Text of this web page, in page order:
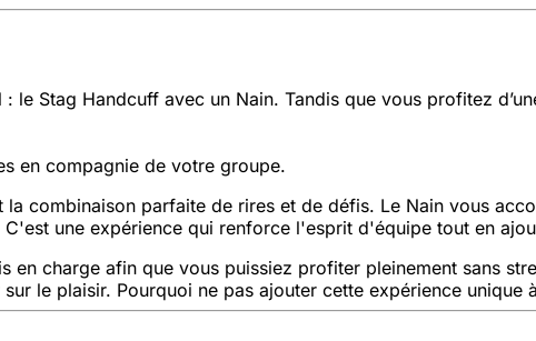
le Stag Handcuff avec un Nain. Tandis que vous profitez
en compagnie de votre groupe.
la combinaison parfaite de rires et de défis. Le Nain vous
une expérience qui renforce l'esprit d'équipe tout en
en charge afin que vous puissiez profiter pleinement sans
sur le plaisir. Pourquoi ne pas ajouter cette expérience